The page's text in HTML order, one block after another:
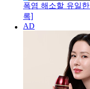
폭염 해소할 유일
록]